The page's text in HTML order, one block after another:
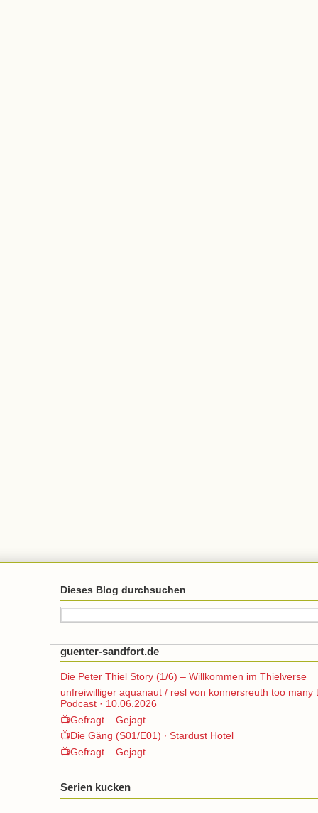
Dieses Blog durchsuchen
guenter-sandfort.de
Die Peter Thiel Story (1/6) – Willkommen im Thielverse
unfreiwilliger aquanaut / resl von konnersreuth too many
Podcast · 10.06.2026
📺Gefragt – Gejagt
📺Die Gäng (S01/E01) ∙ Stardust Hotel
📺Gefragt – Gejagt
Serien kucken